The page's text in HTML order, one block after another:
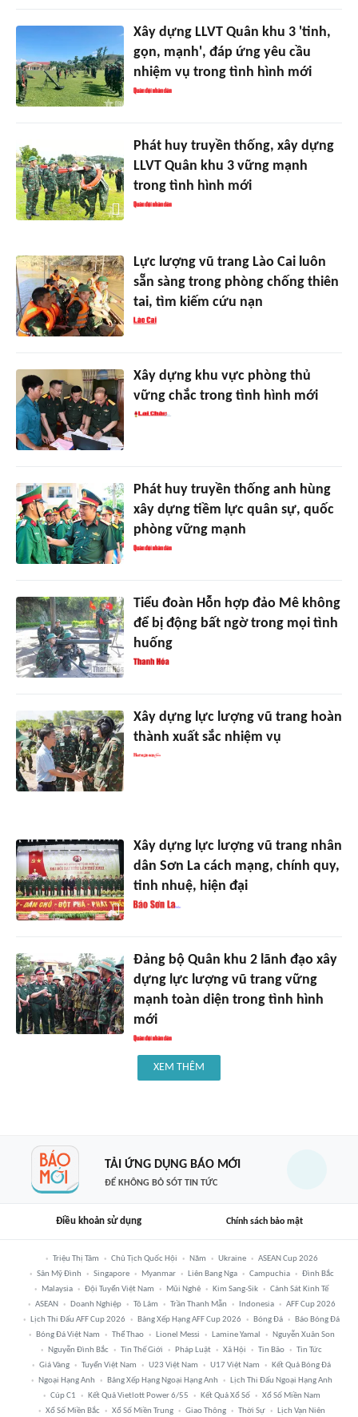
Xây dựng LLVT Quân khu 3 'tinh,
gọn, mạnh', đáp ứng yêu cầu
nhiệm vụ trong tình hình mới
Phát huy truyền thống, xây dựng
LLVT Quân khu 3 vững mạnh
trong tình hình mới
Lực lượng vũ trang Lào Cai luôn
sẵn sàng trong phòng chống thiên
tai, tìm kiếm cứu nạn
Xây dựng khu vực phòng thủ
vững chắc trong tình hình mới
Phát huy truyền thống anh hùng
xây dựng tiềm lực quân sự, quốc
phòng vững mạnh
Tiểu đoàn Hỗn hợp đảo Mê không
để bị động bất ngờ trong mọi tình
huống
Xây dựng lực lượng vũ trang hoàn
thành xuất sắc nhiệm vụ
Xây dựng lực lượng vũ trang nhân
dân Sơn La cách mạng, chính quy,
tinh nhuệ, hiện đại
Đảng bộ Quân khu 2 lãnh đạo xây
dựng lực lượng vũ trang vững
mạnh toàn diện trong tình hình
mới
XEM THÊM
TẢI ỨNG DỤNG BÁO MỚI
ĐỂ KHÔNG BỎ SÓT TIN TỨC
Điều khoản sử dụng Chính sách bảo mật
Triệu Thị Tâm Chủ Tịch Quốc Hội Năm Ukraine
ASEAN Cup 2026
Sân Mỹ Đình
Singapore Myanmar Liên Bang Nga Campuchia
Đình Bắc
Malaysia
Đội Tuyển Việt Nam Mũi Nghê Kim Sang-Sik
Cảnh Sát Kinh Tế
ASEAN
Doanh Nghiệp Tô Lâm Trần Thanh Mẫn Indonesia
AFF Cup 2026
Lịch Thi Đấu AFF Cup 2026
Bảng Xếp Hạng AFF Cup 2026 Bóng Đá
Báo Bóng Đá
Bóng Đá Việt Nam
Thể Thao Lionel Messi Lamine Yamal
Nguyễn Xuân Son
Nguyễn Đình Bắc
Tin Thế Giới Pháp Luật Xã Hội Tin Bão
Tin Tức
Giá Vàng
Tuyển Việt Nam U23 Việt Nam U17 Việt Nam
Kết Quả Bóng Đá
Ngoại Hạng Anh
Bảng Xếp Hạng Ngoại Hạng Anh
Lịch Thi Đấu Ngoại Hạng Anh
Cúp C1
Kết Quả Vietlott Power 6/55 Kết Quả Xổ Số
Xổ Số Miền Nam
Xổ Số Miền Bắc
Xổ Số Miền Trung Giao Thông Thời Sự Lịch Vạn Niên